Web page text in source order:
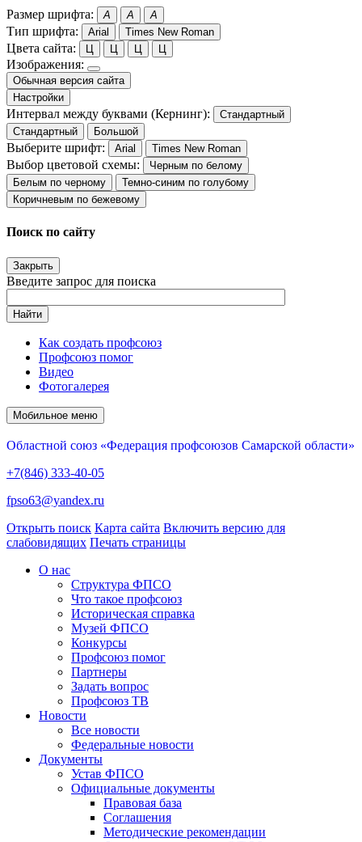
Размер шрифта: A A A
Тип шрифта: Arial Times New Roman
Цвета сайта: Ц Ц Ц Ц
Изображения:
Обычная версия сайта
Настройки
Интервал между буквами (Кернинг):
Стандартный
Стандартный
Большой
Выберите шрифт: Arial Times New Roman
Выбор цветовой схемы:
Черным по белому
Белым по черному
Темно-синим по голубому
Коричневым по бежевому
Поиск по сайту
Закрыть
Введите запрос для поиска
Найти
Как создать профсоюз
Профсоюз помог
Видео
Фотогалерея
Мобильное меню
Областной союз «Федерация профсоюзов Самарской области»
+7(846) 333-40-05
fpso63@yandex.ru
Открыть поиск Карта сайта Включить версию для
слабовидящих Печать страницы
О нас
Структура ФПСО
Что такое профсоюз
Историческая справка
Музей ФПСО
Конкурсы
Профсоюз помог
Партнеры
Задать вопрос
Профсоюз ТВ
Новости
Все новости
Федеральные новости
Документы
Устав ФПСО
Официальные документы
Правовая база
Соглашения
Методические рекомендации